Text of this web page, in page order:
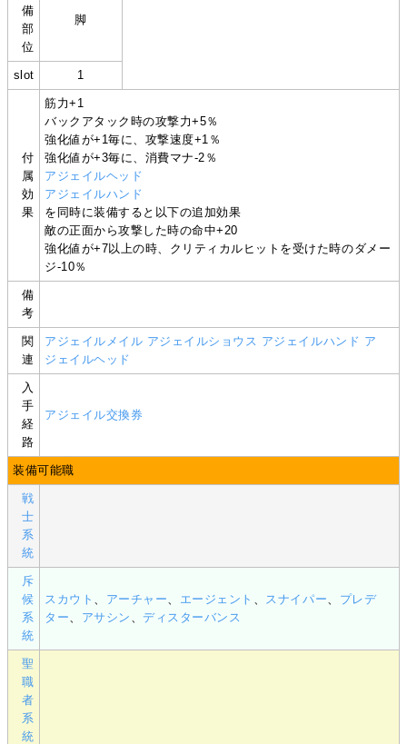
備
部
位
脚
slot 1
付
属
効
果
筋力+1
バックアタック時の攻撃力+5％
強化値が+1毎に、攻撃速度+1％
強化値が+3毎に、消費マナ-2％
アジェイルヘッド
アジェイルハンド
を同時に装備すると以下の追加効果
敵の正面から攻撃した時の命中+20
強化値が+7以上の時、クリティカルヒットを受けた時のダメー
ジ-10％
備
考
関
連
アジェイルメイル アジェイルショウス アジェイルハンド ア
ジェイルヘッド
入
手
経
路
アジェイル交換券
装備可能職
戦
士
系
統
斥
候
系
統
スカウト アーチャー エージェント スナイパー
プレデ
ター
アサシン 、ディスターバンス
聖
職
者
系
統